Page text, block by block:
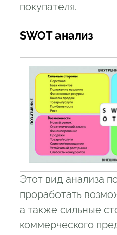
покупателя.
SWOT анализ
Этот вид анализа
проработать
а также сильные
коммерческого